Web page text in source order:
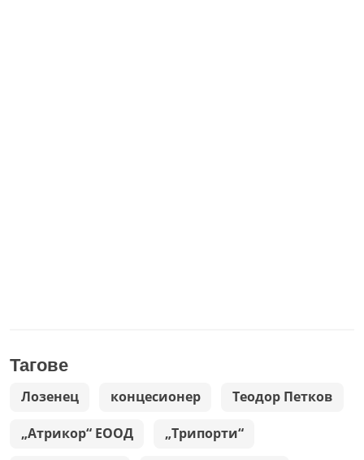
Тагове
Лозенец концесионер Теодор Петков
„Атрикор“ ЕООД „Трипорти“